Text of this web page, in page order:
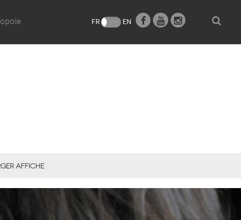
FR EN
AFFICHE